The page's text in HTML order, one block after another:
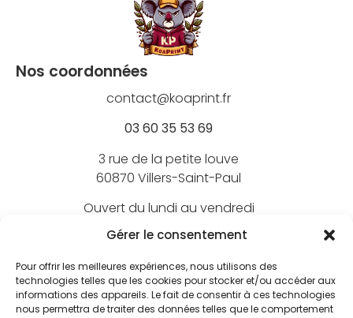
Gérer le consentement
Pour offrir les meilleures expériences, nous utilisons des
technologies telles que les cookies pour stocker et/ou accéder aux
informations des appareils. Le fait de consentir à ces technologies
nous permettra de traiter des données telles que le comportement
Nos coordonnées
contact@koaprint.fr
03 60 35 53 69
3 rue de la petite louve
60870 Villers-Saint-Paul
Ouvert du lundi au vendredi
de 9h à 18h
Nos marques